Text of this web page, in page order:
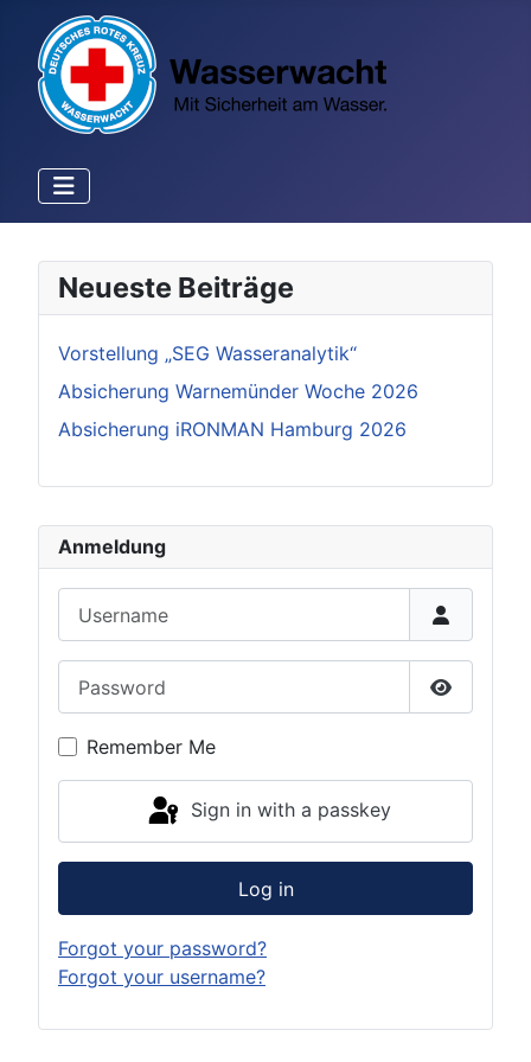
Anmeldung
Show
Remember Me
Sign in with a passkey
Log in
Forgot your password?
Forgot your username?
Neueste Beiträge
Vorstellung „SEG Wasseranalytik“
Absicherung Warnemünder Woche 2026
Absicherung iRONMAN Hamburg 2026